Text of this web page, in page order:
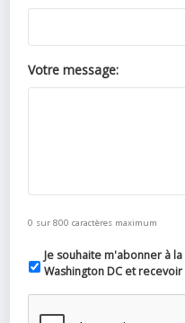
Votre message:
0 sur 800 caractères maximum
Je souhaite m'abonner à
Washington DC et